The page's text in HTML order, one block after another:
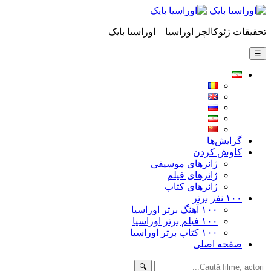
تحقیقات ژئوکالچر اوراسیا – اوراسیا بایک
☰
گرایش‌ها
کاوش کردن
ژانرهای موسیقی
ژانرهای فیلم
ژانرهای کتاب
۱۰۰ نفر برتر
۱۰۰ آهنگ برتر اوراسیا
۱۰۰ فیلم برتر اوراسیا
۱۰۰ کتاب برتر اوراسیا
صفحه اصلی
🔍